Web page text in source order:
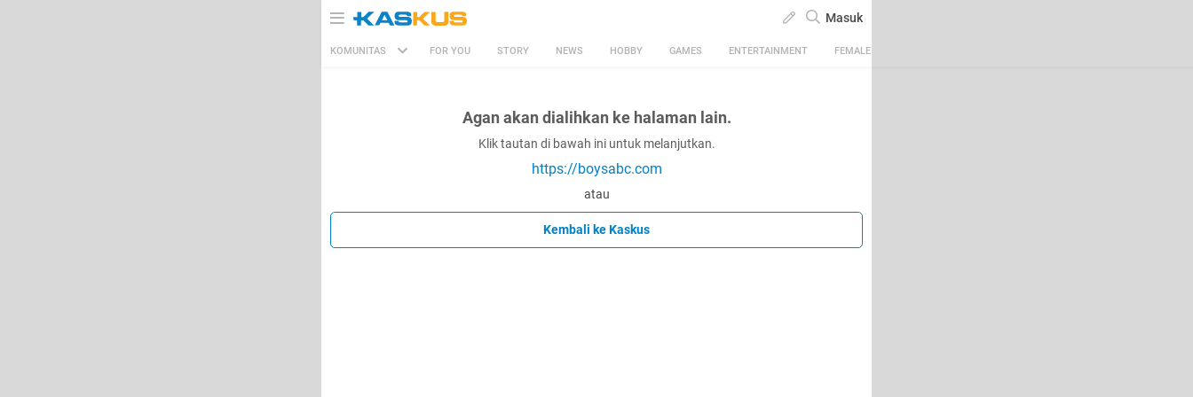
Masuk
KOMUNITAS FOR YOU STORY NEWS HOBBY GAMES ENTERTAINMENT FEMALE
Agan akan dialihkan ke halaman lain.
Klik tautan di bawah ini untuk melanjutkan.
https://boysabc.com
atau
Kembali ke Kaskus